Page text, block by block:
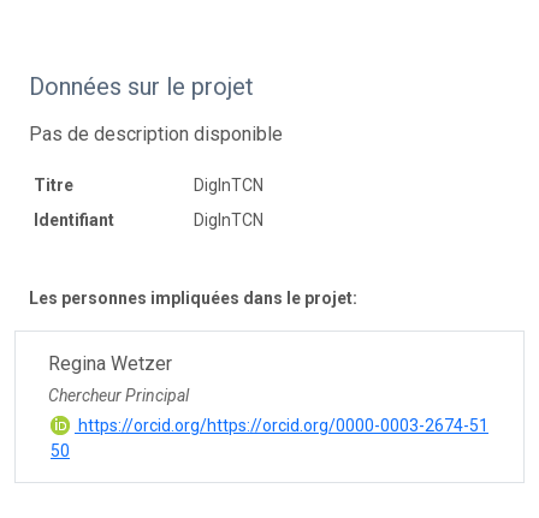
Données sur le projet
Pas de description disponible
Titre
DigInTCN
Identifiant
DigInTCN
Les personnes impliquées dans le projet:
Regina Wetzer
Chercheur Principal
https://orcid.org/https://orcid.org/0000-0003-2674-51
50